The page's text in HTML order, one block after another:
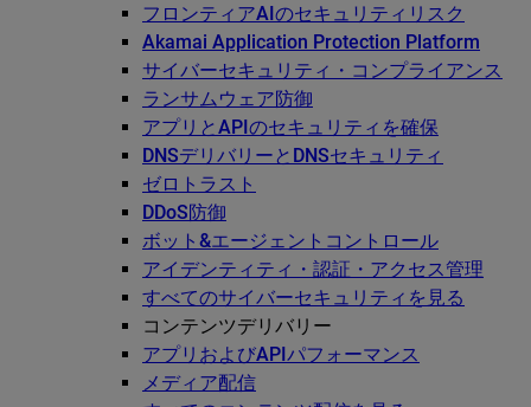
フロンティアAIのセキュリティリスク
Akamai Application Protection Platform
サイバーセキュリティ・コンプライアンス
ランサムウェア防御
アプリとAPIのセキュリティを確保
DNSデリバリーとDNSセキュリティ
ゼロトラスト
DDoS防御
ボット&エージェントコントロール
アイデンティティ・認証・アクセス管理
すべてのサイバーセキュリティを見る
コンテンツデリバリー
アプリおよびAPIパフォーマンス
メディア配信